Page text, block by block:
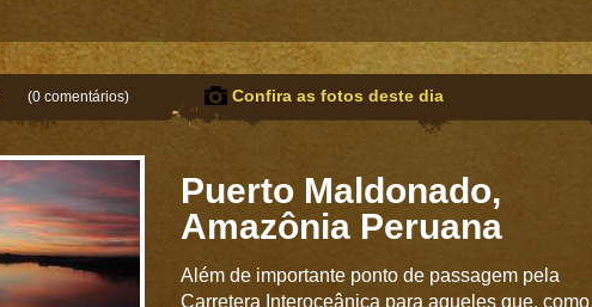
(0 comentários) Confira as fotos deste dia
Puerto Maldonado,
Amazônia Peruana
Além de importante ponto de passagem pela
Carretera Interoceânica para aqueles que, como